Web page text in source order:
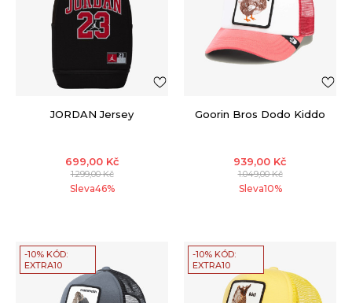
JORDAN Jersey
699,00 Kč
1.299,00Kč
Sleva46%
Goorin Bros Dodo Kiddo
939,00 Kč
1.049,00Kč
Sleva10%
-10% KÓD:
EXTRA10
-10% KÓD:
EXTRA10